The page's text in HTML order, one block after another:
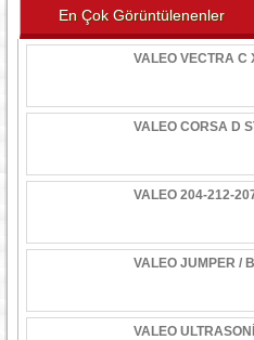
En Çok Görüntülenenler
VALEO VECTRA C
VALEO CORSA D
VALEO 204-212-
VALEO JUMPER /
VALEO